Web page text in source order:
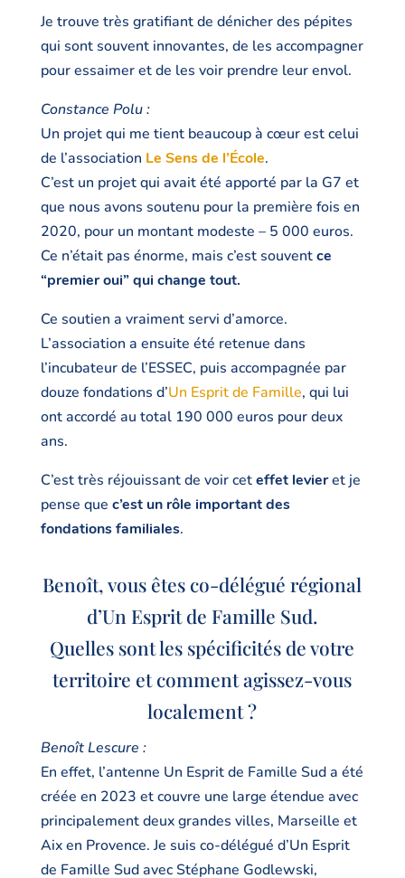
Je trouve très gratifiant de dénicher des pépites
qui sont souvent innovantes, de les accompagner
pour essaimer et de les voir prendre leur envol.
Constance Polu :
Un projet qui me tient beaucoup à cœur est celui
de l’association Le Sens de l’École.
C’est un projet qui avait été apporté par la G7 et
que nous avons soutenu pour la première fois en
2020, pour un montant modeste – 5 000 euros.
Ce n’était pas énorme, mais c’est souventce
“premier oui” qui change tout.
Ce soutien a vraiment servi d’amorce.
L’association a ensuite été retenue dans
l’incubateur de l’ESSEC, puis accompagnée par
douze fondations d’Un Esprit de Famille, qui lui
ont accordé au total 190 000 euros pour deux
ans.
C’est très réjouissant de voir ceteffet levieret je
pense que c’est un rôle important des
fondations familiales.
Benoît, vous êtes co-délégué régional
d’Un Esprit de Famille Sud.
Quelles sont les spécificités de votre
territoire et comment agissez-vous
localement ?
Benoît Lescure :
En effet, l’antenne Un Esprit de Famille Sud a été
créée en 2023 et couvre une large étendue avec
principalement deux grandes villes, Marseille et
Aix en Provence. Je suis co-délégué d’Un Esprit
de Famille Sud avec Stéphane Godlewski,